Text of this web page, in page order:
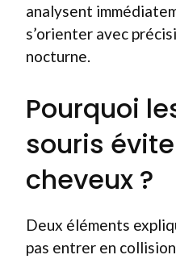
analysent
s’orienter avec
nocturne.
Pourquoi
souris
cheveux ?
Deux éléments
pas entrer en